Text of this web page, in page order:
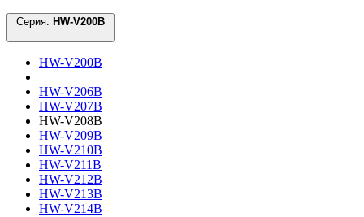
Серия:
HW-V200B
HW-V206B
HW-V207B
HW-V208B
HW-V209B
HW-V210B
HW-V211B
HW-V212B
HW-V213B
HW-V214B